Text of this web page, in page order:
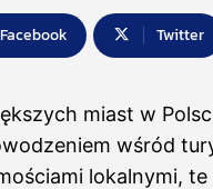
Facebook Twitter
miast w
wśród
lokalnymi,